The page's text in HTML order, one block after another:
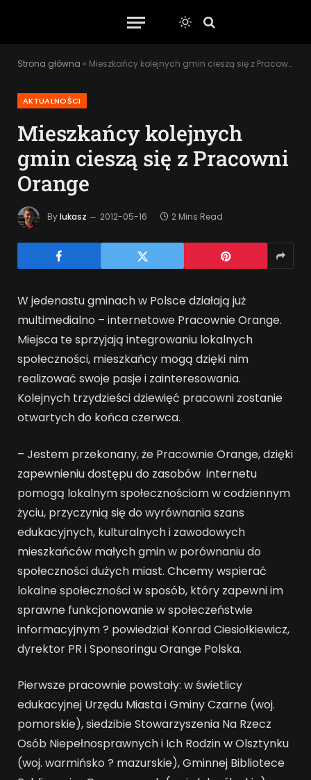
Strona główna » Mieszkańcy kolejnych gmin cieszą się z Pracowni Orange
AKTUALNOŚCI
Mieszkańcy kolejnych
gmin cieszą się z Pracowni
Orange
Bylukasz 2012-05-16 2 Mins Read
W jedenastu gminach w Polsce działają już
multimedialno – internetowe Pracownie Orange.
Miejsca te sprzyjają integrowaniu lokalnych
społeczności, mieszkańcy mogą dzięki nim
realizować swoje pasje i zainteresowania.
Kolejnych trzydzieści dziewięć pracowni zostanie
otwartych do końca czerwca.
– Jestem przekonany, że Pracownie Orange, dzięki
zapewnieniu dostępu do zasobów internetu
pomogą lokalnym społecznościom w codziennym
życiu, przyczynią się do wyrównania szans
edukacyjnych, kulturalnych i zawodowych
mieszkańców małych gmin w porównaniu do
społeczności dużych miast. Chcemy wspierać
lokalne społeczności w sposób, który zapewni im
sprawne funkcjonowanie w społeczeństwie
informacyjnym ? powiedział Konrad Ciesiołkiewicz,
dyrektor PR i Sponsoringu Orange Polska.
Pierwsze pracownie powstały: w świetlicy
edukacyjnej Urzędu Miasta i Gminy Czarne (woj.
pomorskie), siedzibie Stowarzyszenia Na Rzecz
Osób Niepełnosprawnych i Ich Rodzin w Olsztynku
(woj. warmińsko ? mazurskie), Gminnej Bibliotece